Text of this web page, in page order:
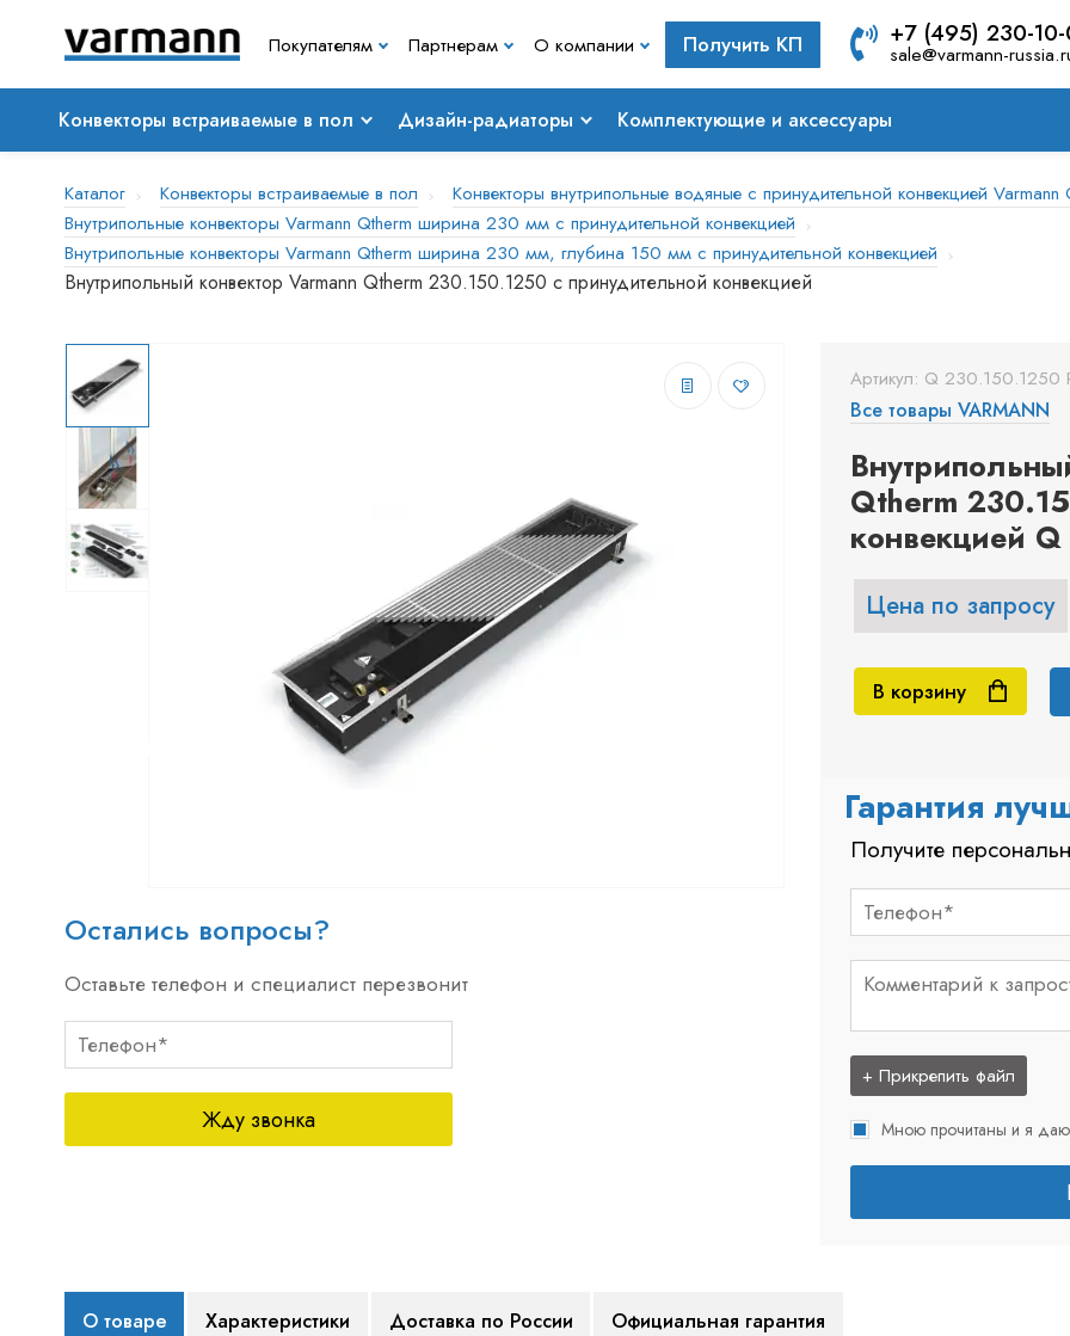
Покупателям Партнерам О компании Получить КП +7 (495) 230-
sale@varmann-
Конвекторы встраиваемые в пол Дизайн-радиаторы Комплектующие и аксессуары
Каталог Конвекторы встраиваемые в пол
Конвекторы внутрипольные водяные с принудительной конвекцией Varmann
Внутрипольные конвекторы Varmann Qtherm ширина 230 мм с принудительной конвекцией
Внутрипольные конвекторы Varmann Qtherm ширина 230 мм, глубина 150 мм с принудительной конвекцией
Внутрипольный конвектор Varmann Qtherm 230.150.1250 с принудительной конвекцией
Остались вопросы?
Оставьте телефон и специалист перезвонит
Жду звонка
Артикул: Q 230.150.1250
Все товары VARMANN
Qtherm
конвекцией
Цена по запросу
В корзину
Гарантия
Получите
+ Прикрепить файл
Мною прочитаны и я
О товаре Характеристики Доставка по России Официальная гарантия